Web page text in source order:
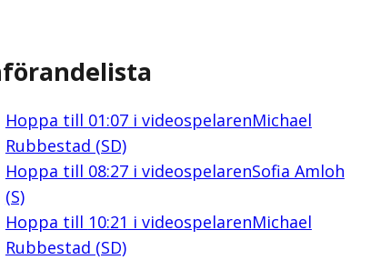
Hoppa till 01:07i videospelarenMichael
Rubbestad (SD)
Hoppa till 08:27i videospelarenSofia Amloh
(S)
Hoppa till 10:21 i videospelarenMichael
Rubbestad (SD)